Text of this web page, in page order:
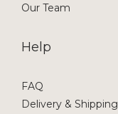
Our Team
Help
FAQ
Delivery & Shipping